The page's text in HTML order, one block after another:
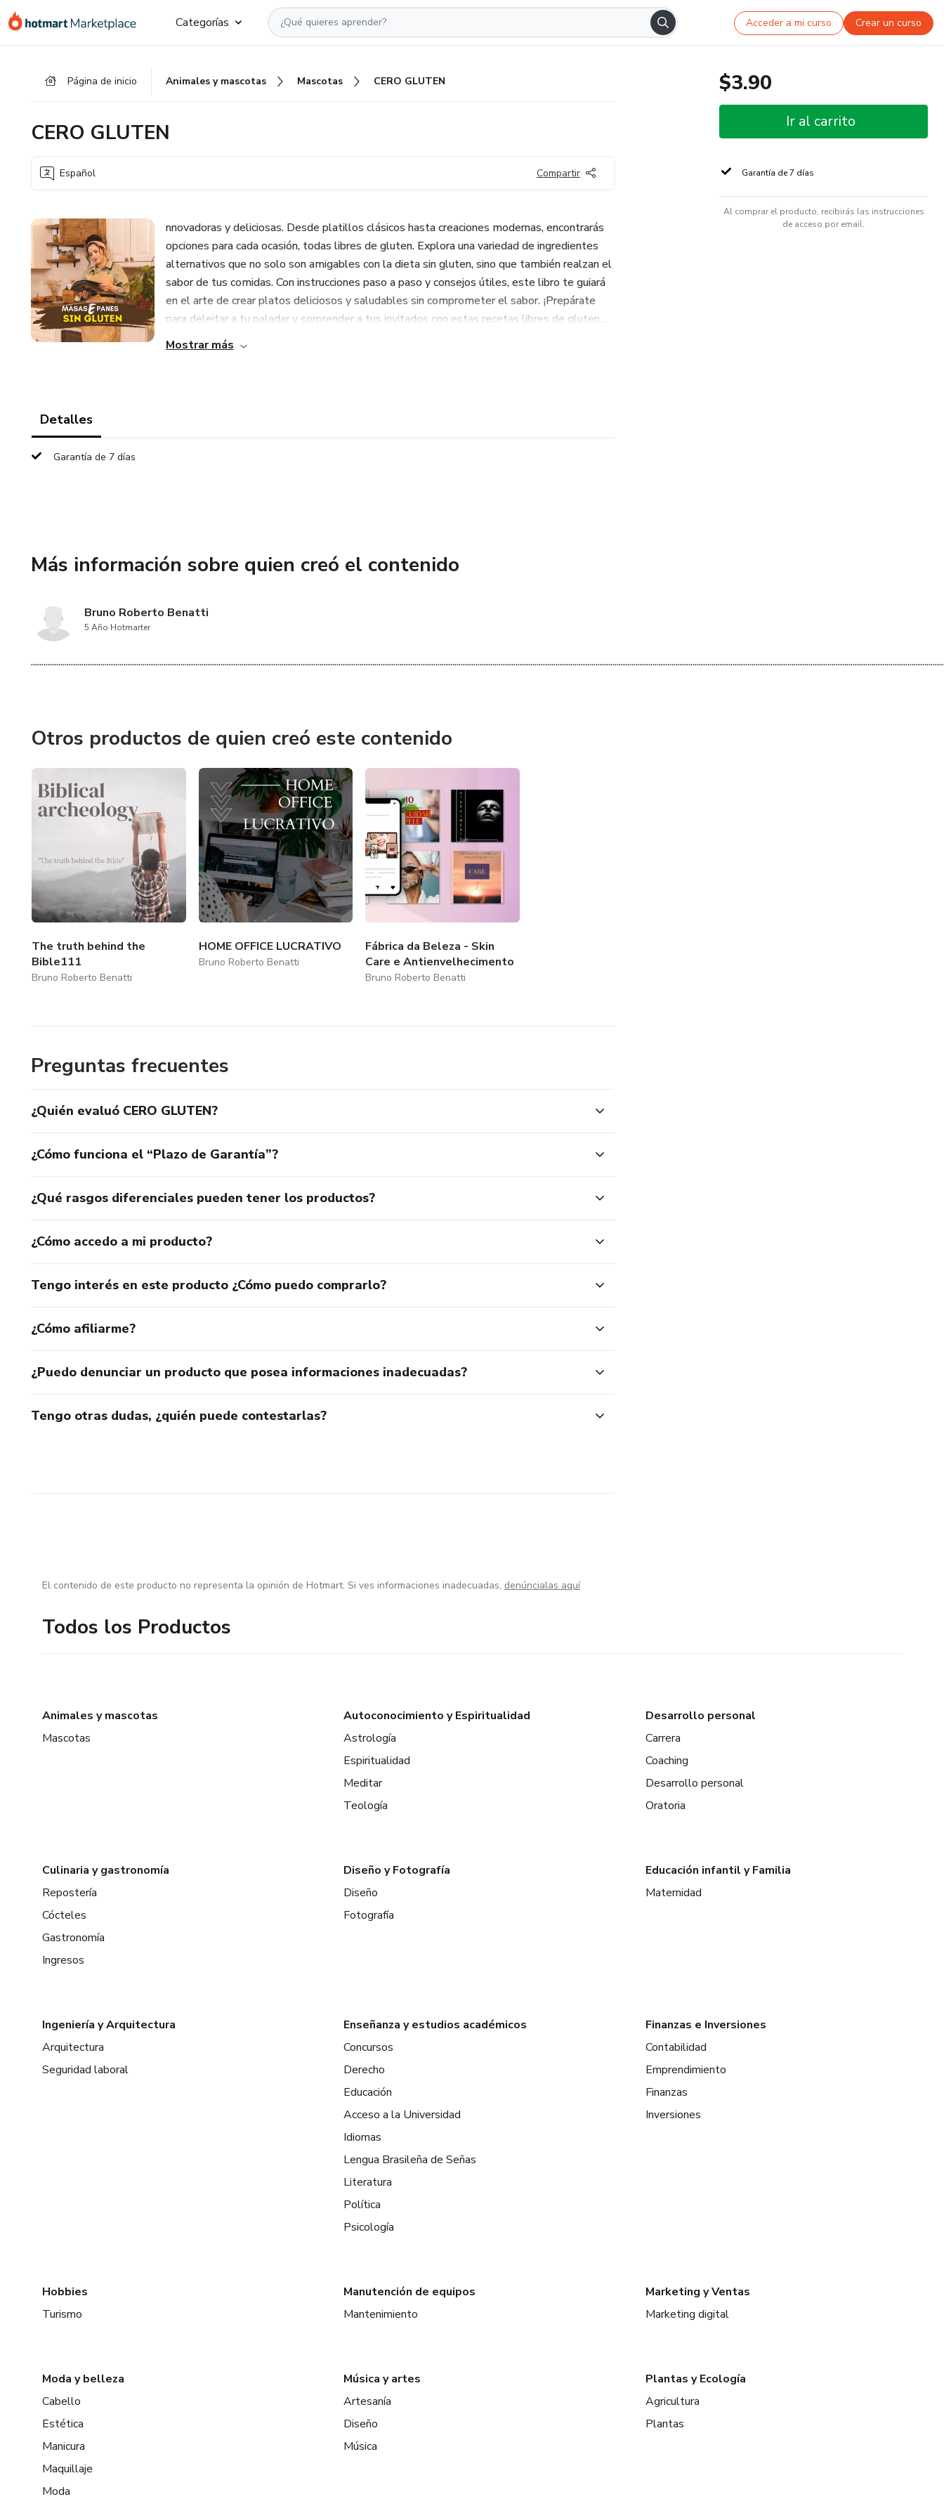
Categorías Acceder a mi curso Crear un curso
Página de inicio Animales y mascotas Mascotas CERO GLUTEN
CERO GLUTEN
Español Compartir
nnovadoras y deliciosas. Desde platillos clásicos hasta creaciones modernas, encontrarás
opciones para cada ocasión, todas libres de gluten. Explora una variedad de ingredientes
alternativos que no solo son amigables con la dieta sin gluten, sino que también realzan el
sabor de tus comidas. Con instrucciones paso a paso y consejos útiles, este libro te guiará
en el arte de crear platos deliciosos y saludables sin comprometer el sabor. ¡Prepárate
para deleitar a tu paladar y sorprender a tus invitados con estas recetas libres de gluten...
Mostrar más
Detalles
Garantía de 7 días
Más información sobre quien creó el contenido
Bruno Roberto Benatti
5 Año Hotmarter
Otros productos de quien creó este contenido
The truth behind the
Bible111
Bruno Roberto Benatti
HOME OFFICE LUCRATIVO
Bruno Roberto Benatti
Fábrica da Beleza - Skin
Care e Antienvelhecimento
Bruno Roberto Benatti
Preguntas frecuentes
¿Quién evaluó CERO GLUTEN?
¿Cómo funciona el “Plazo de Garantía”?
¿Qué rasgos diferenciales pueden tener los productos?
¿Cómo accedo a mi producto?
Tengo interés en este producto ¿Cómo puedo comprarlo?
¿Cómo afiliarme?
¿Puedo denunciar un producto que posea informaciones inadecuadas?
Tengo otras dudas, ¿quién puede contestarlas?
$3.90
Ir al carrito
Garantía de 7 días
Al comprar el producto, recibirás las instrucciones
de acceso por email.
El contenido de este producto no representa la opinión de Hotmart. Si ves informaciones inadecuadas, denúncialas aquí
Todos los Productos
Animales y mascotas
Mascotas
Autoconocimiento y Espiritualidad
Astrología
Espiritualidad
Meditar
Teología
Desarrollo personal
Carrera
Coaching
Desarrollo personal
Oratoria
Culinaria y gastronomía
Repostería
Cócteles
Gastronomía
Ingresos
Diseño y Fotografía
Diseño
Fotografía
Educación infantil y Familia
Maternidad
Ingeniería y Arquitectura
Arquitectura
Seguridad laboral
Enseñanza y estudios académicos
Concursos
Derecho
Educación
Acceso a la Universidad
Idiomas
Lengua Brasileña de Señas
Literatura
Política
Psicología
Finanzas e Inversiones
Contabilidad
Emprendimiento
Finanzas
Inversiones
Hobbies
Turismo
Manutención de equipos
Mantenimiento
Marketing y Ventas
Marketing digital
Moda y belleza
Cabello
Estética
Manicura
Maquillaje
Moda
Música y artes
Artesanía
Diseño
Música
Plantas y Ecología
Agricultura
Plantas